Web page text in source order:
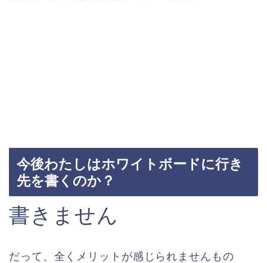
今後わたしはホワイトボードに行き
先を書くのか？
書きません
だって、全くメリットが感じられませんもの